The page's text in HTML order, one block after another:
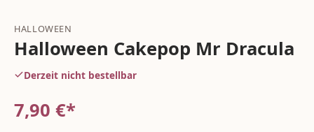
HALLOWEEN
Halloween Cakepop Mr Dracula
Derzeit nicht bestellbar
7,90 €*